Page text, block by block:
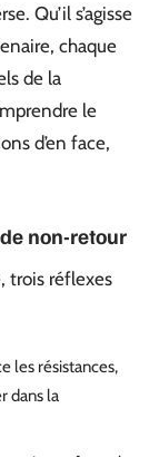
Qu’il s’agisse
chaque
de la
le
d’en face,
non-retour
trois réflexes
les résistances,
dans la